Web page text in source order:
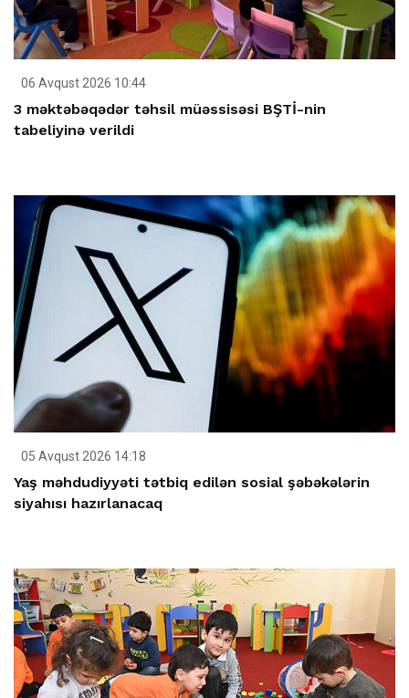
06 Avqust 2026 10:44
3 məktəbəqədər təhsil müəssisəsi BŞTİ-nin
tabeliyinə verildi
05 Avqust 2026 14:18
Yaş məhdudiyyəti tətbiq edilən sosial şəbəkələrin
siyahısı hazırlanacaq